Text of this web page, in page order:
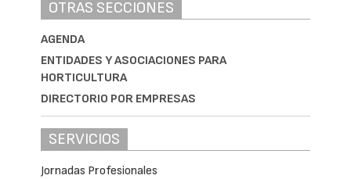
OTRAS SECCIONES
AGENDA
ENTIDADES Y ASOCIACIONES PARA
HORTICULTURA
DIRECTORIO POR EMPRESAS
SERVICIOS
Jornadas Profesionales